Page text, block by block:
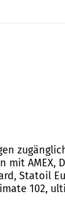
AMEX,
Statoil
102,